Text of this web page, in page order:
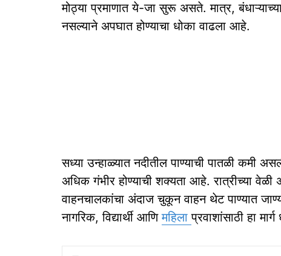
मोठ्या प्रमाणात ये-जा सुरू असते. मात्र,
नसल्याने अपघात होण्याचा धोका वाढला आहे.
सध्या उन्हाळ्यात नदीतील पाण्याची पातळी कमी
अधिक गंभीर होण्याची शक्यता आहे. रात्रीच्या वेळी
वाहनचालकांचा अंदाज चुकून वाहन थेट पाण्यात
नागरिक, विद्यार्थी आणिमहिलाप्रवाशांसाठी हा